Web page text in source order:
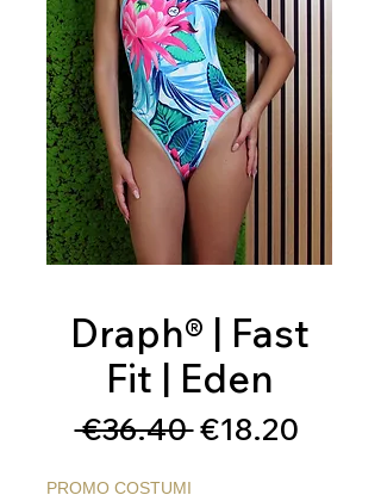
Draph® | Fast
Fit | Eden
€36.40 Regular
€18.20Sale
PROMO COSTUMI